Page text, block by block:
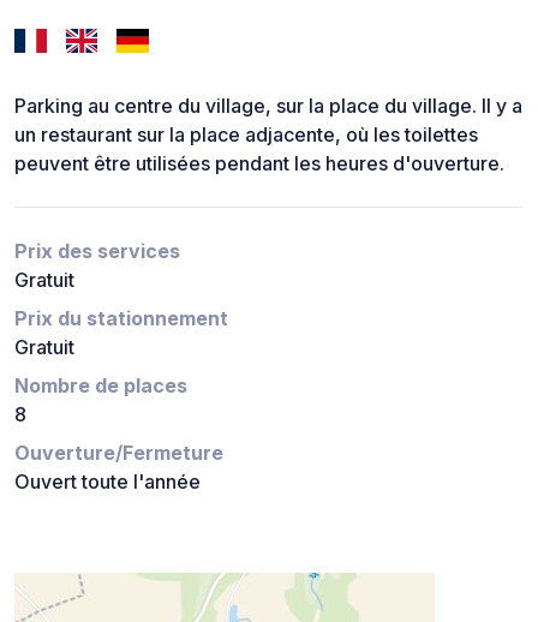
Parking au centre du village, sur la place du village. Il y a
un restaurant sur la place adjacente, où les toilettes
peuvent être utilisées pendant les heures d'ouverture.
Prix des services
Gratuit
Prix du stationnement
Gratuit
Nombre de places
8
Ouverture/Fermeture
Ouvert toute l'année